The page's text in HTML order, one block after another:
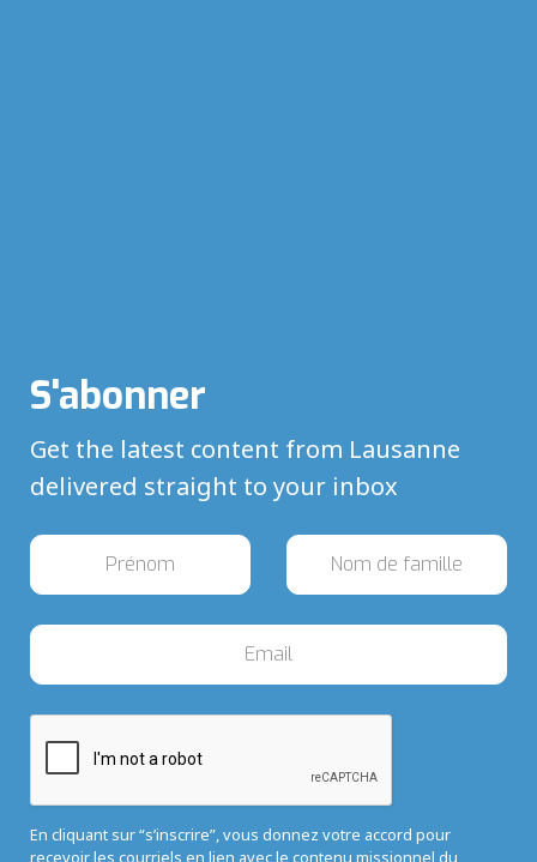
S'abonner
Get the latest content from Lausanne
delivered straight to your inbox
En cliquant sur “s’inscrire”, vous donnez votre accord pour
recevoir les courriels en lien avec le contenu missionnel du